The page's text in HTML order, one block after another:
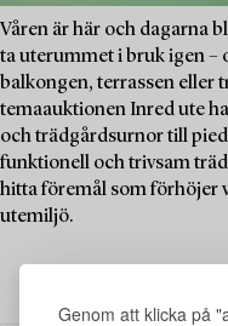
Genom att klicka på
Våren är här och dagarna
ta uterummet i bruk igen –
balkongen, terrassen eller
temaauktionen Inred ute
och trädgårdsurnor till
funktionell och trivsam
hitta föremål som förhöjer
utemiljö.